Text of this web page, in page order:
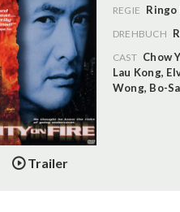
Trailer
REGIE Ringo
DREHBUCH
CAST Chow
Lau Kong,
Wong, Bo-